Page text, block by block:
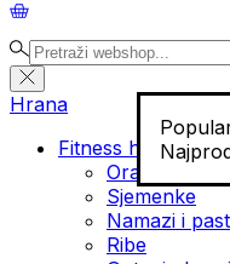
Hrana
Fitness hrana
Orašasti
Sjemenke
Namazi i
Ribe